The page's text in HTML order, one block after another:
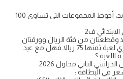
أحتاج إلى 100 ريال لشراء حذاء جديد، أحوط المجموعات التي تساوي 100
ف2
الله ورقة من فئة 50 ريالا وقطعتان من فئة الريال وورقتان
من فئة 10 ريالات ويريد أن يشتري لعبة ثمنها 75 ريالا فهل مع عبد
اللعبة ؟
الثاني محلول 2026
في البطاقة :